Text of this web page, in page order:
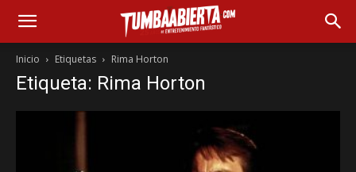
Inicio Etiquetas Rima Horton
Etiqueta: Rima Horton